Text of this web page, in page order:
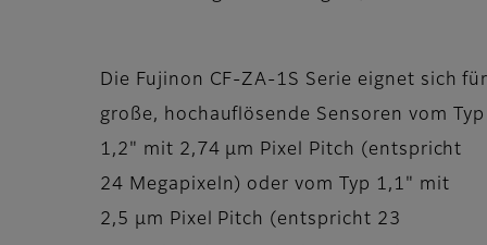
Die Fujinon CF-ZA-1S Serie eignet sich
große, hochauflösende Sensoren vom Typ
1,2" mit 2,74 µm Pixel Pitch (entspricht
24 Megapixeln) oder vom Typ 1,1" mit
2,5 µm Pixel Pitch (entspricht 23